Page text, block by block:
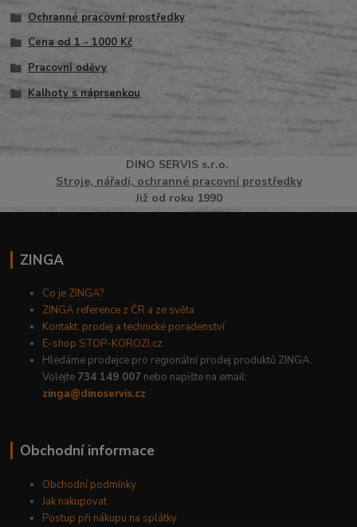
Ochranné pracovní prostředky
Cena od 1 - 1000 Kč
Pracovní oděvy
Kalhoty s náprsenkou
DINO SERVISs.r.o.
Stroje, nářadí, ochranné pracovní prostředky
Již od roku 1990
ZINGA
Co je ZINGA?
ZINGA reference z ČR a ze světa
Kontakt: prodej a technické poradenství
E-shop STOP-KOROZI.cz
Hledáme prodejce pro regionální prodej produktů ZINGA.
Volejte 734 149 007 nebo napište na email:
zinga@dinoservis.cz
Obchodní informace
Obchodní podmínky
Jak nakupovat
Postup při nákupu na splátky